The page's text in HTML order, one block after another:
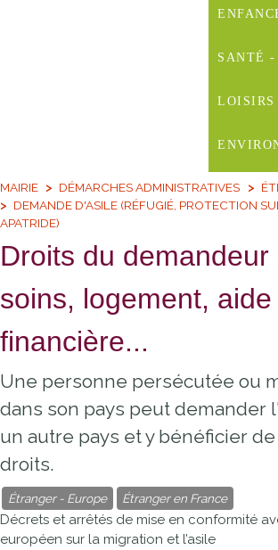
SANTÉ
LOISIRS
MAIRIE DÉMARCHES ADMINISTRATIVES
DEMANDE D'ASILE (RÉFUGIÉ, PROTECTION
APATRIDE)
Droits du demandeur
soins, logement, aide
financière...
Une personne persécutée ou
dans son pays peut demander
un autre pays et y bénéficier
droits.
Étranger - Europe Étranger en France
Décrets et arrêtés de mise en conformité
européen sur la migration et l’asile